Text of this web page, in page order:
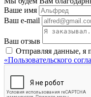
Ваше имя
Ваш e-mail
Ваш отзыв
Отправляя данные, я
«Пользовательского